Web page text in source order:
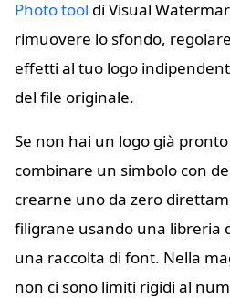
Photo tool di Visual
rimuovere lo sfondo,
effetti al tuo logo
del file originale.
Se non hai un logo già pronto
combinare un simbolo con
crearne uno da zero
filigrane usando una libreria
una raccolta di font. Nella
non ci sono limiti rigidi al